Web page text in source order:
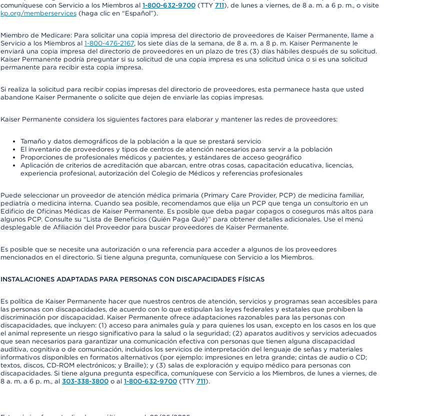
comuníquese con Servicio a los Miembros al 1-800-632-9700(TTY 711), de lunes a viernes, de 8 a. m. a 6 p. m., o visite
kp.org/memberservices(haga clic en “Español”).
Miembro de Medicare: Para solicitar una copia impresa del directorio de proveedores de Kaiser Permanente, llame a
Servicio a los Miembros al 1-800-476-2167, los siete días de la semana, de 8 a. m. a 8 p. m. Kaiser Permanente le
enviará una copia impresa del directorio de proveedores en un plazo de tres (3) días hábiles después de su solicitud.
Kaiser Permanente podría preguntar si su solicitud de una copia impresa es una solicitud única o si es una solicitud
permanente para recibir esta copia impresa.
Si realiza la solicitud para recibir copias impresas del directorio de proveedores, esta permanece hasta que usted
abandone Kaiser Permanente o solicite que dejen de enviarle las copias impresas.
Kaiser Permanente considera los siguientes factores para elaborar y mantener las redes de proveedores:
Tamaño y datos demográficos de la población a la que se prestará servicio
El inventario de proveedores y tipos de centros de atención necesarios para servir a la población
Proporciones de profesionales médicos y pacientes, y estándares de acceso geográfico
Aplicación de criterios de acreditación que abarcan, entre otras cosas, capacitación educativa, licencias,
experiencia profesional, autorización del Colegio de Médicos y referencias profesionales
Puede seleccionar un proveedor de atención médica primaria (Primary Care Provider, PCP) de medicina familiar,
pediatría o medicina interna. Cuando sea posible, recomendamos que elija un PCP que tenga un consultorio en un
Edificio de Oficinas Médicas de Kaiser Permanente. Es posible que deba pagar copagos o coseguros más altos para
algunos PCP. Consulte su “Lista de Beneficios (Quién Paga Qué)” para obtener detalles adicionales. Use el menú
desplegable de Afiliación del Proveedor para buscar proveedores de Kaiser Permanente.
Es posible que se necesite una autorización o una referencia para acceder a algunos de los proveedores
mencionados en el directorio. Si tiene alguna pregunta, comuníquese con Servicio a los Miembros.
INSTALACIONES ADAPTADAS PARA PERSONAS CON DISCAPACIDADES FÍSICAS
Es política de Kaiser Permanente hacer que nuestros centros de atención, servicios y programas sean accesibles para
las personas con discapacidades, de acuerdo con lo que estipulan las leyes federales y estatales que prohíben la
discriminación por discapacidad. Kaiser Permanente ofrece adaptaciones razonables para las personas con
discapacidades, que incluyen: (1) acceso para animales guía y para quienes los usan, excepto en los casos en los que
el animal represente un riesgo significativo para la salud o la seguridad; (2) aparatos auditivos y servicios adecuados
que sean necesarios para garantizar una comunicación efectiva con personas que tienen alguna discapacidad
auditiva, cognitiva o de comunicación, incluidos los servicios de interpretación del lenguaje de señas y materiales
informativos disponibles en formatos alternativos (por ejemplo: impresiones en letra grande; cintas de audio o CD;
textos, discos, CD-ROM electrónicos; y Braille); y (3) salas de exploración y equipo médico para personas con
discapacidades. Si tiene alguna pregunta específica, comuníquese con Servicio a los Miembros, de lunes a viernes, de
8 a. m. a 6 p. m., al 303-338-3800o al 1-800-632-9700(TTY 711).